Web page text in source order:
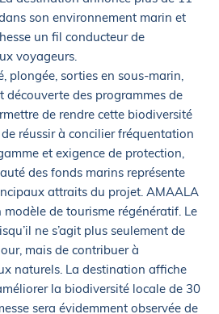
son environnement marin et
un fil conducteur de
voyageurs.
plongée, sorties en sous-marin,
découverte des programmes de
de rendre cette biodiversité
de réussir à concilier fréquentation
et exigence de protection,
des fonds marins représente
attraits du projet. AMAALA
modèle de tourisme régénératif. Le
ne s’agit plus seulement de
mais de contribuer à
naturels. La destination affiche
la biodiversité locale de 30
sera évidemment observée de